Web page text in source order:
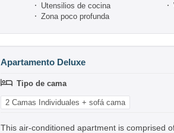
Utensilios de cocina
Zona poco profunda
Apartamento Deluxe
Tipo de cama
2 Camas Individuales + sofá cama
This air-conditioned apartment is comprised